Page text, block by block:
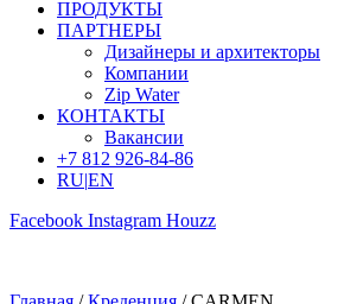
ПРОДУКТЫ
ПАРТНЕРЫ
Дизайнеры и архитекторы
Компании
Zip Water
КОНТАКТЫ
Вакансии
+7 812 926-84-86
RU|EN
Facebook Instagram Houzz